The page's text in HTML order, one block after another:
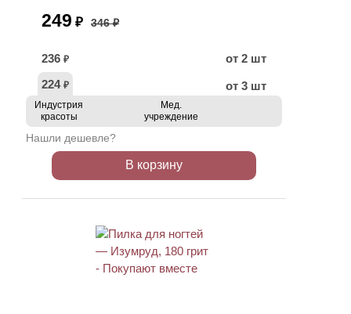
249 ₽ 346 ₽
236 ₽
от 2 шт
224 ₽ от 3 шт
Индустрия
красоты
Мед.
учреждение
Нашли дешевле?
В корзину